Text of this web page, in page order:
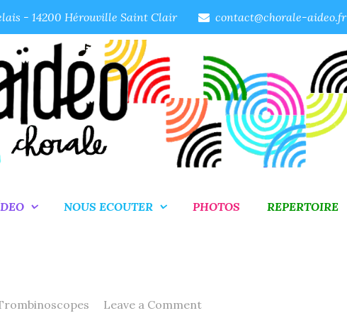
- 14200 Hérouville Saint Clair contact@chorale-aideo.fr
NOUS ECOUTER PHOTOS REPERTOIRE
Leave a Comment